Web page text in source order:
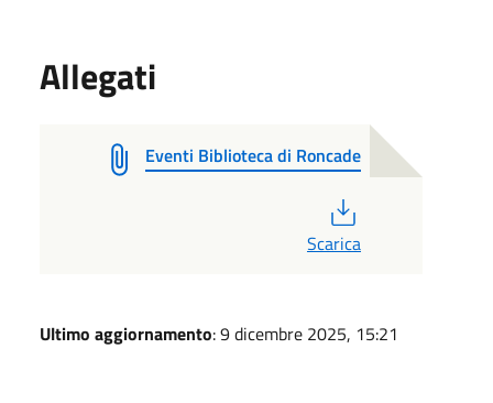
Allegati
Eventi Biblioteca di Roncade
Scarica
Ultimo aggiornamento: 9 dicembre 2025, 15:21